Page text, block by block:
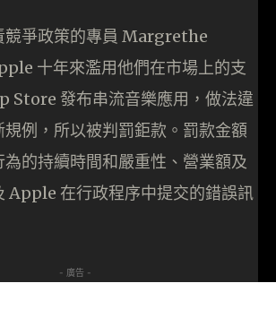
競爭政策的專員 Margrethe
十年來濫用他們在市場上的支
Store 發布串流音樂應用，做法違
例，所以被判罰鉅款。罰款金額
的持續時間和嚴重性、營業額及
Apple 在行政程序中提交的錯誤訊
- 廣告 -